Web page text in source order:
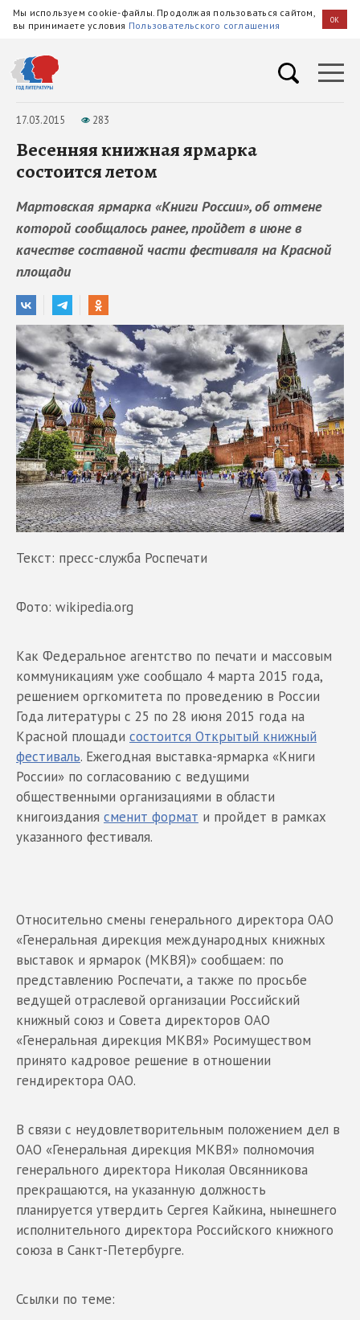
Мы используем cookie-файлы. Продолжая пользоваться сайтом,
вы принимаете условия Пользовательского соглашения OK
17.03.2015 283
Весенняя книжная ярмарка
состоится летом
Мартовская ярмарка «Книги России», об отмене
которой сообщалось ранее, пройдет в июне в
качестве составной части фестиваля на Красной
площади
Текст: пресс-служба Роспечати
Фото: wikipedia.org
Как Федеральное агентство по печати и массовым
коммуникациям уже сообщало 4 марта 2015 года,
решением оргкомитета по проведению в России
Года литературы с 25 по 28 июня 2015 года на
Красной площади состоится Открытый книжный
фестиваль. Eжегодная выставка-ярмарка «Книги
России» по согласованию с ведущими
общественными организациями в области
книгоиздания сменит формат и пройдет в рамках
указанного фестиваля.
Относительно смены генерального директора ОАО
«Генеральная дирекция международных книжных
выставок и ярмарок (МКВЯ)» сообщаем: по
представлению Роспечати, а также по просьбе
ведущей отраслевой организации Российский
книжный союз и Совета директоров ОАО
«Генеральная дирекция МКВЯ» Росимуществом
принято кадровое решение в отношении
гендиректора ОАО.
В связи с неудовлетворительным положением дел в
ОАО «Генеральная дирекция МКВЯ» полномочия
генерального директора Николая Овсянникова
прекращаются, на указанную должность
планируется утвердить Сергея Кайкина, нынешнего
исполнительного директора Российского книжного
союза в Санкт-Петербурге.
Ссылки по теме: